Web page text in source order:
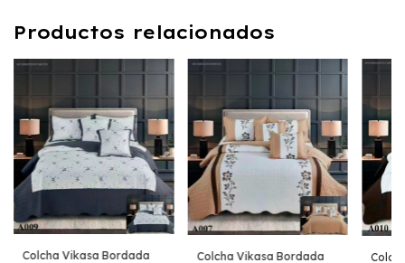
Productos relacionados
Colcha Vikasa Bordada
Colcha Vikasa Bordada